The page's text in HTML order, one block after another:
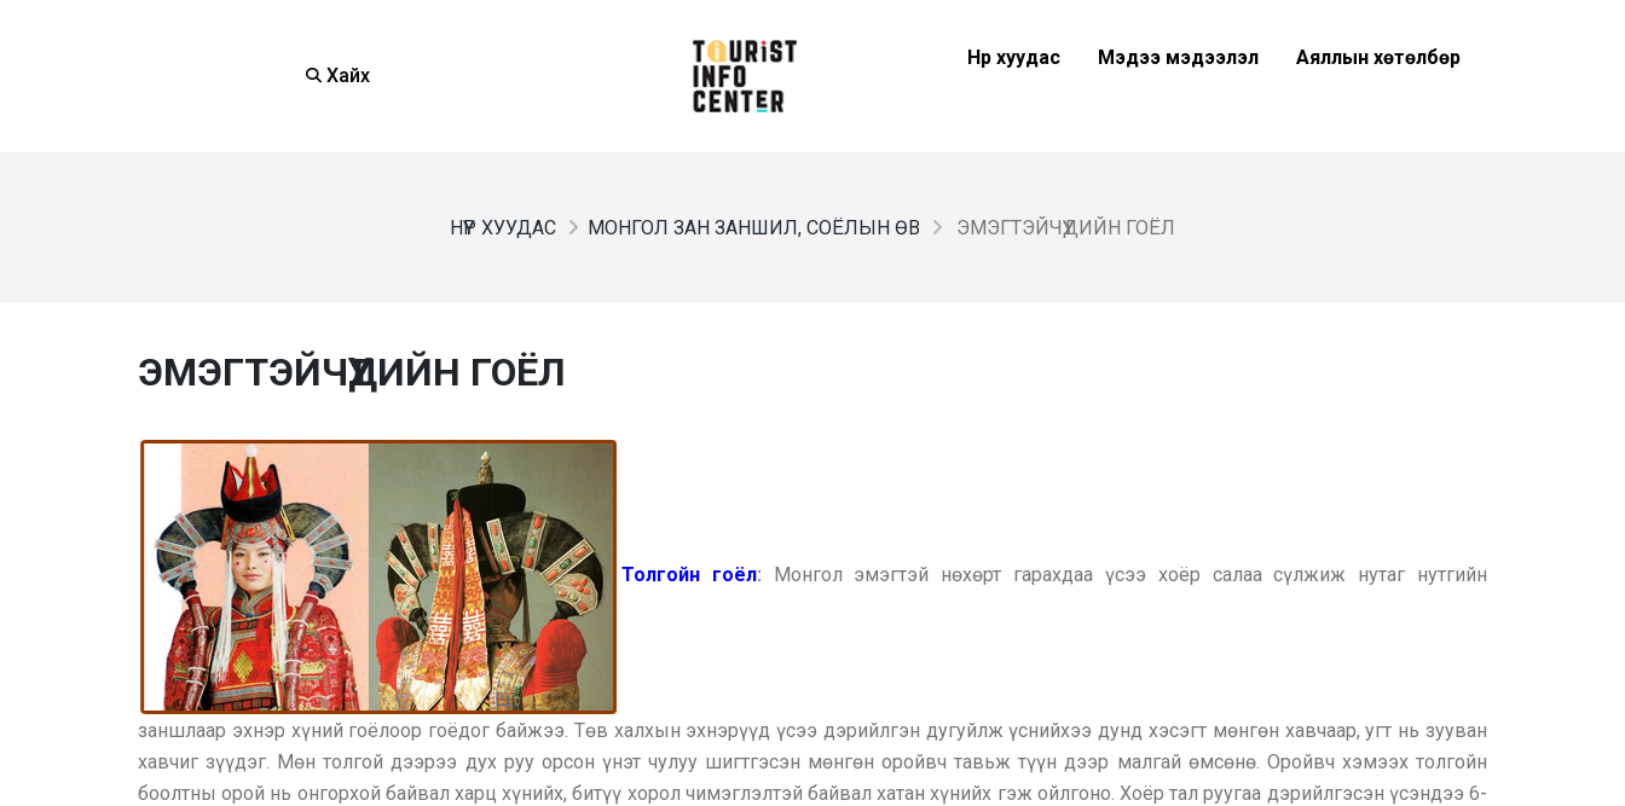
Хайх
Нүүр хуудас Мэдээ мэдээлэл Аяллын хөтөлбөр
НҮҮР ХУУДАС МОНГОЛ ЗАН ЗАНШИЛ, СОЁЛЫН ӨВ ЭМЭГТЭЙЧҮҮДИЙН ГОЁЛ
ЭМЭГТЭЙЧҮҮДИЙН ГОЁЛ
Толгойн гоёл: Монгол эмэгтэй нөхөрт гарахдаа үсээ хоёр салаа сүлжиж нутаг нутгийн
заншлаар эхнэр хүний гоёлоор гоёдог байжээ. Төв халхын эхнэрүүд үсээ дэрийлгэн дугуйлж үснийхээ дунд хэсэгт мөнгөн хавчаар, угт нь зууван
хавчиг зүүдэг. Мөн толгой дээрээ дух руу орсон үнэт чулуу шигтгэсэн мөнгөн оройвч тавьж түүн дээр малгай өмсөнө. Оройвч хэмээх толгойн
боолтны орой нь онгорхой байвал харц хүнийх, битүү хорол чимэглэлтэй байвал хатан хүнийх гэж ойлгоно. Хоёр тал руугаа дэрийлгэсэн үсэндээ 6-